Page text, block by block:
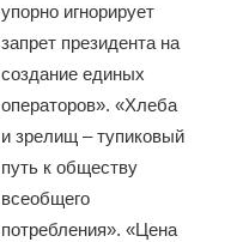
упорно игнорирует
запрет президента на
создание единых
операторов». «Хлеба
и зрелищ – тупиковый
путь к обществу
всеобщего
потребления». «Цена